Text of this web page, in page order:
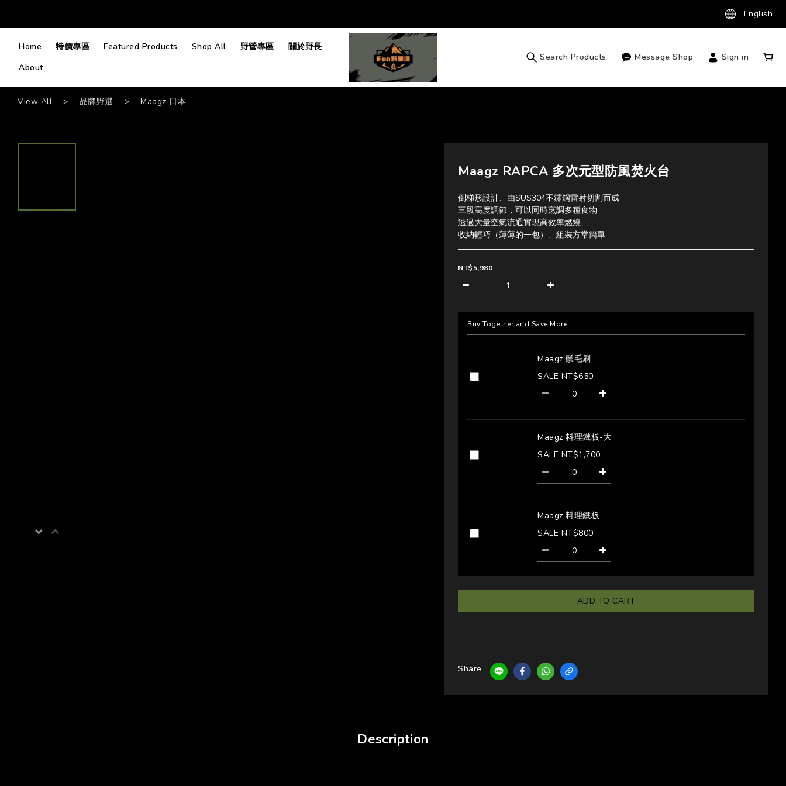
English
Home 特價專區 Featured Products Shop All 野營專區
關於野長
About
Search Products Message Shop Sign in
View All > 品牌野選 > Maagz-日本
Maagz RAPCA 多次元型防風焚火台
倒梯形設計、由SUS304不鏽鋼雷射切割而成
三段高度調節，可以同時烹調多種食物
透過大量空氣流通實現高效率燃燒
收納輕巧（薄薄的一包）、組裝方常簡單
NT$5,980
Buy Together and Save More
Maagz 鬃毛刷
SALE NT$650
Maagz 料理鐵板-大
SALE NT$1,700
Maagz 料理鐵板
SALE NT$800
ADD TO CART
Share
Description